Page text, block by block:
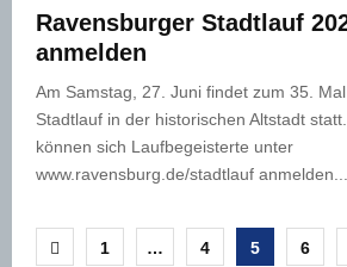
Ravensburger Stadtlauf
anmelden
Am Samstag, 27. Juni findet zum 35.
Stadtlauf in der historischen Altstadt
können sich Laufbegeisterte unter
www.ravensburg.de/stadtlauf anmelden....
1 … 4 5 6